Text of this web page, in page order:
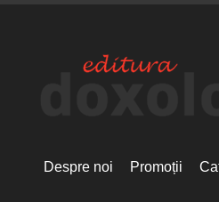
Despre noi Promoții